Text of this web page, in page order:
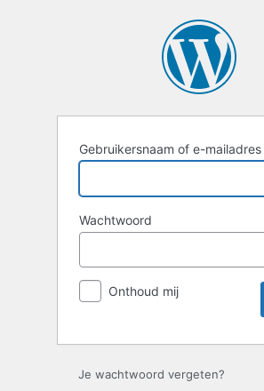
Gebruikersnaam of e-mailadres
Wachtwoord
Onthoud mij
Je wachtwoord vergeten?